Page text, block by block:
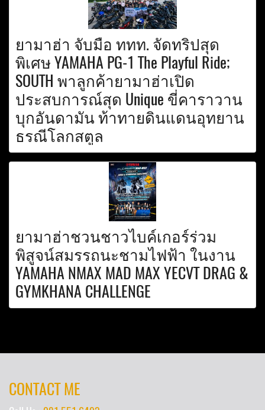
ยามาฮ่า จับมือ ททท. จัดทริปสุด
พิเศษ YAMAHA PG-1 The Playful Ride;
SOUTH พาลูกค้ายามาฮ่าเปิด
ประสบการณ์สุด Unique ขี่คาราวาน
บุกอันดามัน ท้าทายดินแดนอุทยาน
ธรณีโลกสตูล
ยามาฮ่าชวนชาวไบค์เกอร์ร่วม
พิสูจน์สมรรถนะชามไฟฟ้า ในงาน
YAMAHA NMAX MAD MAX YECVT DRAG &
GYMKHANA CHALLENGE
CONTACT ME